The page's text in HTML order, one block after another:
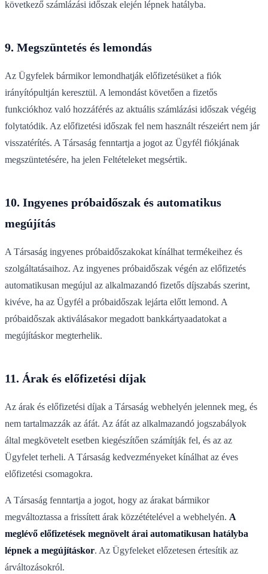
következő számlázási időszak elején lépnek hatályba.
9. Megszüntetés és lemondás
Az Ügyfelek bármikor lemondhatják előfizetésüket a fiók
irányítópultján keresztül. A lemondást követően a fizetős
funkciókhoz való hozzáférés az aktuális számlázási időszak végéig
folytatódik. Az előfizetési időszak fel nem használt részeiért nem jár
visszatérítés. A Társaság fenntartja a jogot az Ügyfél fiókjának
megszüntetésére, ha jelen Feltételeket megsértik.
10. Ingyenes próbaidőszak és automatikus
megújítás
A Társaság ingyenes próbaidőszakokat kínálhat termékeihez és
szolgáltatásaihoz. Az ingyenes próbaidőszak végén az előfizetés
automatikusan megújul az alkalmazandó fizetős díjszabás szerint,
kivéve, ha az Ügyfél a próbaidőszak lejárta előtt lemond. A
próbaidőszak aktiválásakor megadott bankkártyaadatokat a
megújításkor megterhelik.
11. Árak és előfizetési díjak
Az árak és előfizetési díjak a Társaság webhelyén jelennek meg, és
nem tartalmazzák az áfát. Az áfát az alkalmazandó jogszabályok
által megkövetelt esetben kiegészítően számítják fel, és az az
Ügyfelet terheli. A Társaság kedvezményeket kínálhat az éves
előfizetési csomagokra.
A Társaság fenntartja a jogot, hogy az árakat bármikor
megváltoztassa a frissített árak közzétételével a webhelyén. A
meglévő előfizetések megnövelt árai automatikusan hatályba
lépnek a megújításkor. Az Ügyfeleket előzetesen értesítik az
árváltozásokról.